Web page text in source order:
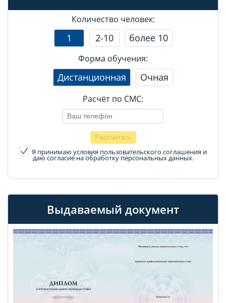
Количество человек:
1 2-10 более 10
Форма обучения:
Дистанционная Очная
Расчёт по СМС:
Я принимаю условия пользовательского соглашения и
даю согласие на обработку персональных данных.
Выдаваемый документ